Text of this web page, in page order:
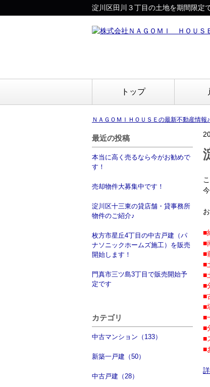
淀川区田川３丁目の土地を期間限定
トップ
ＮＡＧＯＭＩＨＯＵＳＥの最新不動産情報♪
最近の投稿
本当に高く売るなら今がお勧めで
す！
売却物件大募集中です！
淀川区十三東の貸店舗・貸事務所
物件のご紹介♪
枚方市星丘4丁目の中古戸建（パ
ナソニックホームズ施工）を販売
開始します！
門真市三ツ島3丁目で販売開始予
定です
カテゴリ
中古マンション（133）
新築一戸建（50）
中古戸建（28）
■
■
■
■
■
■
■
■
■
■
■
■